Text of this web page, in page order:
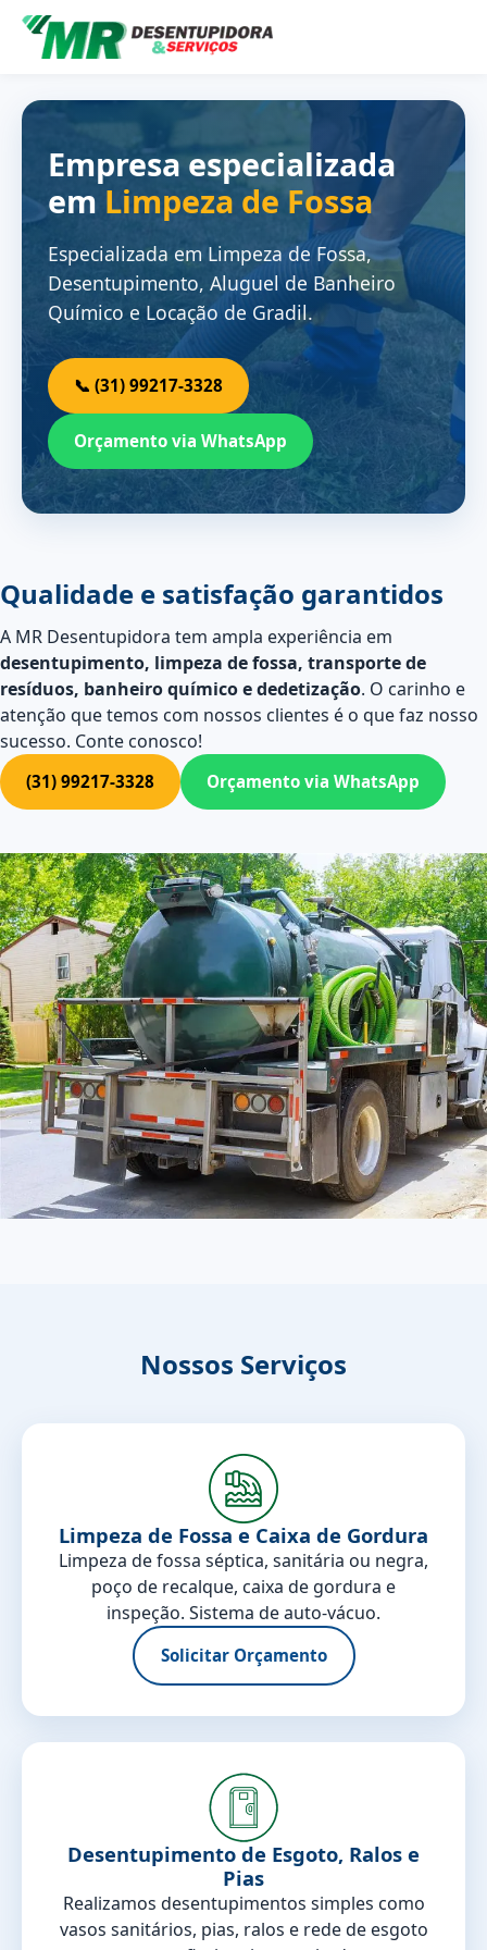
Empresa especializada
em Limpeza de Fossa
Especializada em Limpeza de Fossa,
Desentupimento, Aluguel de Banheiro
Químico e Locação de Gradil.
📞 (31) 99217-3328
Orçamento via WhatsApp
Qualidade e satisfação garantidos
A MR Desentupidora tem ampla experiência em
desentupimento, limpeza de fossa, transporte de
resíduos, banheiro químico e dedetização. O carinho e
atenção que temos com nossos clientes é o que faz nosso
sucesso. Conte conosco!
(31) 99217-3328 Orçamento via WhatsApp
Nossos Serviços
Limpeza de Fossa e Caixa de Gordura
Limpeza de fossa séptica, sanitária ou negra,
poço de recalque, caixa de gordura e
inspeção. Sistema de auto-vácuo.
Solicitar Orçamento
Desentupimento de Esgoto, Ralos e
Pias
Realizamos desentupimentos simples como
vasos sanitários, pias, ralos e rede de esgoto